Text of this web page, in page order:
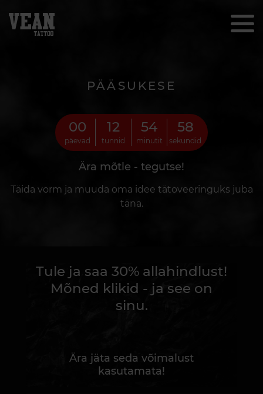
PÄÄSUKESE
00
päevad
12
tunnid
54
minutit
56
sekundid
Ära mõtle - tegutse!
Täida vorm ja muuda oma idee tätoveeringuks juba
täna.
Tule ja saa 30% allahindlust!
Mõned klikid - ja see on
sinu.
Ära jäta seda võimalust
kasutamata!